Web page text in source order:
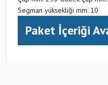
Segman yüksekliği mm: 10
Paket İçeriği